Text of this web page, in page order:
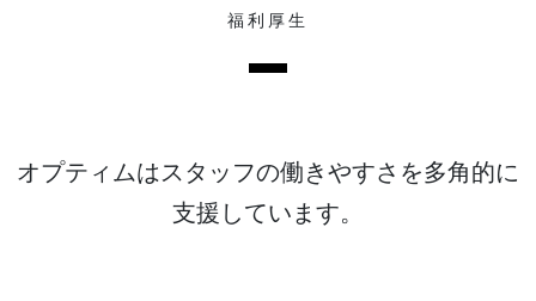
福利厚生
オプティムはスタッフの働きやすさを多角的に
支援しています。